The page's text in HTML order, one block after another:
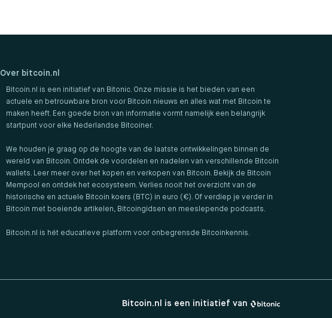
Over bitcoin.nl
Bitcoin.nl is een initiatief van Bitonic. Onze missie is het bieden van een
actuele en betrouwbare bron voor Bitcoin nieuws en alles wat met Bitcoin te
maken heeft. Een goede bron van informatie vormt namelijk een belangrijk
startpunt voor elke Nederlandse Bitcoiner.
We houden je graag op de hoogte van de laatste ontwikkelingen binnen de
wereld van Bitcoin. Ontdek de voordelen en nadelen van verschillende Bitcoin
wallets. Leer meer over het kopen en verkopen van Bitcoin. Bekijk de Bitcoin
Mempool en ontdek het ecosysteem. Verlies nooit het overzicht van de
historische en actuele Bitcoin koers (BTC) in euro (€). Of verdiep je verder in
Bitcoin met boeiende artikelen, Bitcoingidsen en meeslepende podcasts.
Bitcoin.nl is hét educatieve platform voor onbegrensde Bitcoinkennis.
Bitcoin.nl is een initiatief van